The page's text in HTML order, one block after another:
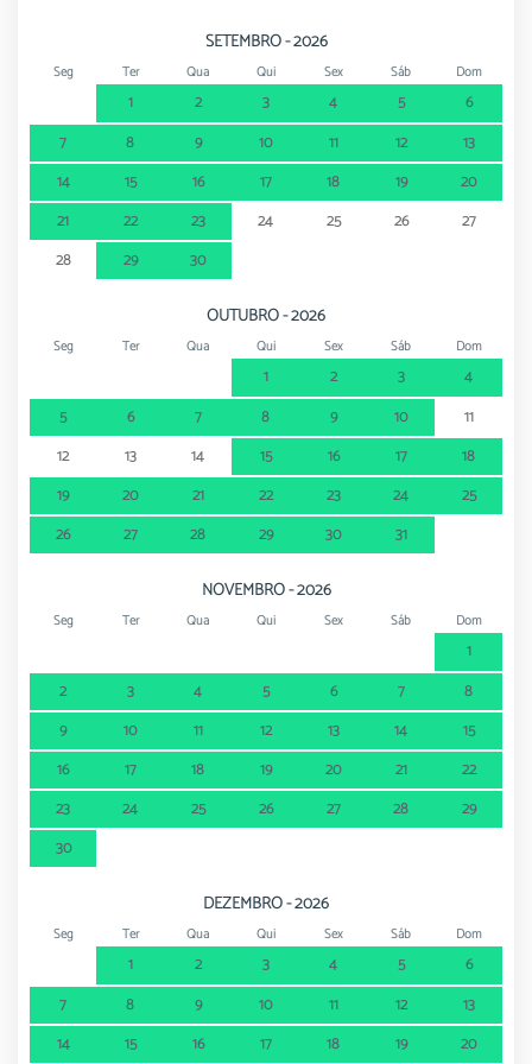
SETEMBRO - 2026
Seg Ter Qua Qui Sex Sáb Dom
1 2 3 4 5
6
7
8 9 10 11 12
13
14
15 16 17 18 19
20
21
22 23 24 25 26
27
28
29 30
OUTUBRO - 2026
Seg Ter Qua Qui Sex Sáb Dom
1 2 3
4
5
6 7 8 9 10
11
12
13 14 15 16 17
18
19
20 21 22 23 24
25
26
27 28 29 30 31
NOVEMBRO - 2026
Seg Ter Qua Qui Sex Sáb Dom
1
2
3 4 5 6 7
8
9
10 11 12 13 14
15
16
17 18 19 20 21
22
23
24 25 26 27 28
29
30
DEZEMBRO - 2026
Seg Ter Qua Qui Sex Sáb Dom
1 2 3 4 5
6
7
8 9 10 11 12
13
14
15 16 17 18 19 20